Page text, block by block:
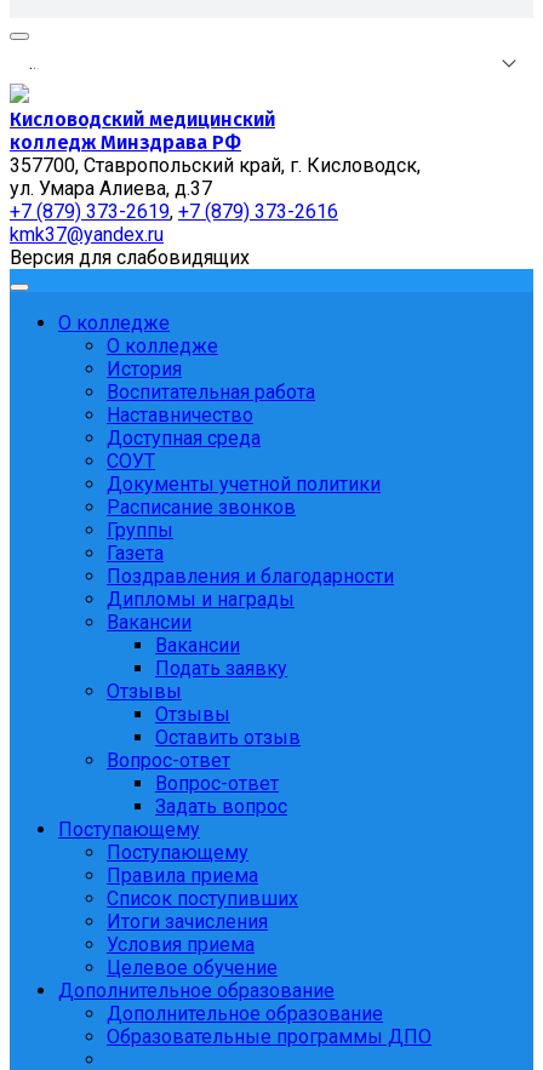
...
Кисловодский медицинский
колледж Минздрава РФ
357700, Ставропольский край, г. Кисловодск,
ул. Умара Алиева, д.37
+7 (879) 373-2619, +7 (879) 373-2616
kmk37@yandex.ru
Версия для слабовидящих
О колледже
О колледже
История
Воспитательная работа
Наставничество
Доступная среда
СОУТ
Документы учетной политики
Расписание звонков
Группы
Газета
Поздравления и благодарности
Дипломы и награды
Вакансии
Вакансии
Подать заявку
Отзывы
Отзывы
Оставить отзыв
Вопрос-ответ
Вопрос-ответ
Задать вопрос
Поступающему
Поступающему
Правила приема
Список поступивших
Итоги зачисления
Условия приема
Целевое обучение
Дополнительное образование
Дополнительное образование
Образовательные программы ДПО